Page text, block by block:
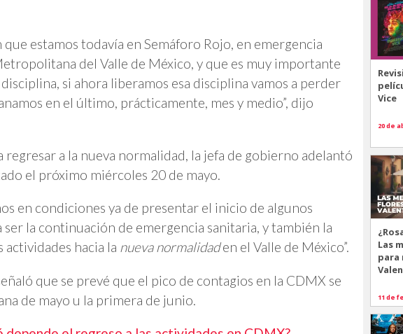
estamos todavía en Semáforo Rojo, en emergencia
del Valle de México, y que es muy importante
si ahora liberamos esa disciplina vamos a perder
en el último, prácticamente, mes y medio”, dijo
regresar a la nueva normalidad, la jefa de gobierno adelantó
el próximo miércoles 20 de mayo.
en condiciones ya de presentar el inicio de algunos
ser la continuación de emergencia sanitaria, y también la
hacia la nueva normalidaden el Valle de México”.
que se prevé que el pico de contagios en la CDMX se
de mayo u la primera de junio.
Vice
20 de
Las
para
11 de